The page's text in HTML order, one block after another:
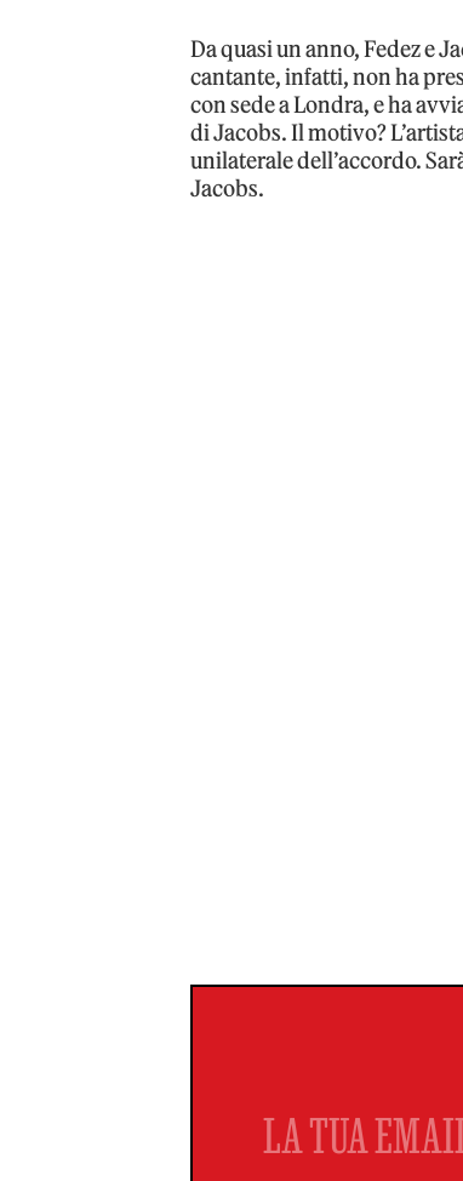
Da quasi un anno, Fedez e
cantante, infatti, non ha
con sede a Londra, e ha
di Jacobs. Il motivo?
unilaterale dell’accordo.
Jacobs.